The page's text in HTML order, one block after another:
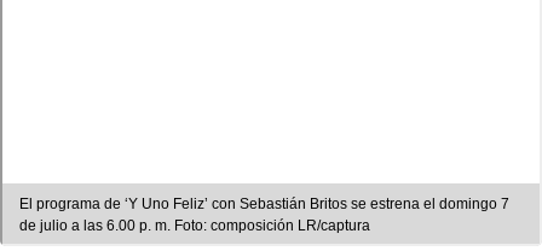
El programa de ‘Y Uno Feliz’ con Sebastián Britos se estrena el domingo 7
de julio a las 6.00 p. m. Foto: composición LR/captura